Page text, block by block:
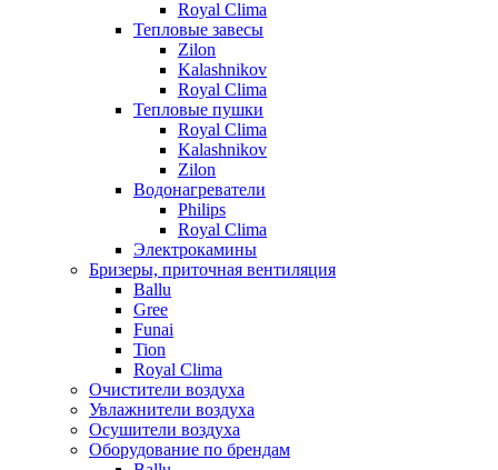
Royal Clima
Тепловые завесы
Zilon
Kalashnikov
Royal Clima
Тепловые пушки
Royal Clima
Kalashnikov
Zilon
Водонагреватели
Philips
Royal Clima
Электрокамины
Бризеры, приточная вентиляция
Ballu
Gree
Funai
Tion
Royal Clima
Очистители воздуха
Увлажнители воздуха
Осушители воздуха
Оборудование по брендам